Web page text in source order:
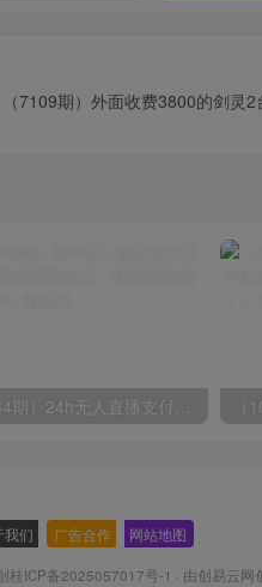
（7109期）外面收费3800的剑灵
（9934期）24h无人直播支付宝项目，最新带货玩法，纯躺赚实测日入500+
我们 广告合作 网站地图
桂ICP备2025057017号-1 · 由创易云网